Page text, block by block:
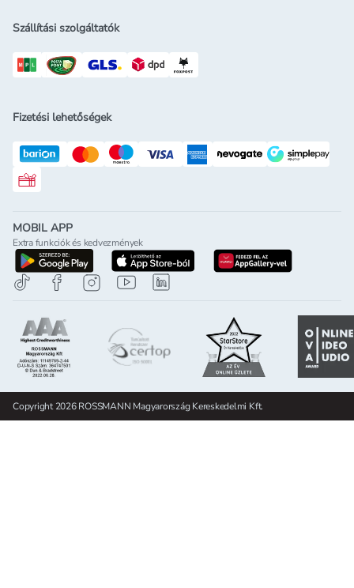
Szállítási szolgáltatók
Fizetési lehetőségek
Rossmann ajándékkártya
MOBIL APP
Extra funkciók és kedvezmények
letöltés a google-play-rölletöltés az app-store-ból
letöltés
Copyright 2026 ROSSMANN Magyarország Kereskedelmi Kft.